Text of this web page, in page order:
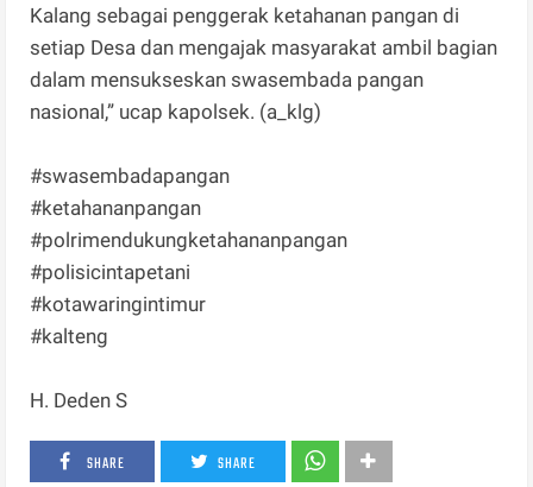
Kalang sebagai penggerak ketahanan pangan di
setiap Desa dan mengajak masyarakat ambil bagian
dalam mensukseskan swasembada pangan
nasional,” ucap kapolsek. (a_klg)
#swasembadapangan
#ketahananpangan
#polrimendukungketahananpangan
#polisicintapetani
#kotawaringintimur
#kalteng
H. Deden S
SHARE SHARE